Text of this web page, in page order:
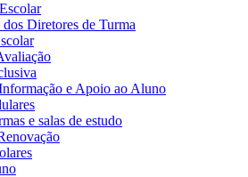
Diretores de Turma
e Apoio ao Aluno
e salas de estudo